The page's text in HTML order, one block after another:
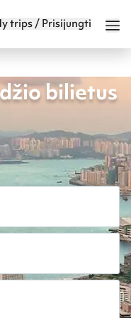
trips / Prisijungti
bilietus